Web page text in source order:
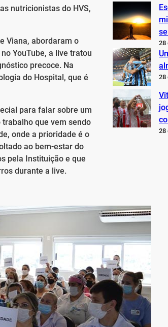
nutricionistas do HVS,
Viana, abordaram o
YouTube, a live tratou
precoce. Na
do Hospital, que é
para falar sobre um
que vem sendo
onde a prioridade é o
ao bem-estar do
pela Instituição e que
durante a live.
28
28
28